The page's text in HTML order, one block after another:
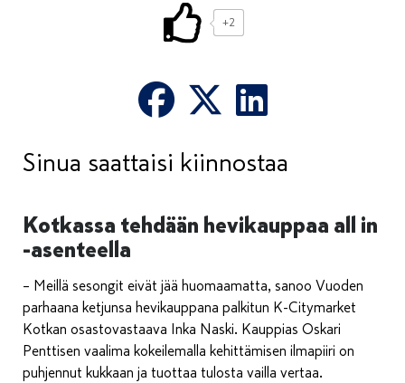
+2
Sinua saattaisi kiinnostaa
Kotkassa tehdään hevikauppaa all in
-asenteella
– Meillä sesongit eivät jää huomaamatta, sanoo Vuoden
parhaana ketjunsa hevikauppana palkitun K-Citymarket
Kotkan osastovastaava Inka Naski. Kauppias Oskari
Penttisen vaalima kokeilemalla kehittämisen ilmapiiri on
puhjennut kukkaan ja tuottaa tulosta vailla vertaa.